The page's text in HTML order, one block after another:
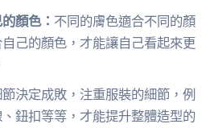
顏色： 不同的膚色適合不同的顏
己的顏色，才能讓自己看起來更
決定成敗，注重服裝的細節，例
鈕扣等等，才能提升整體造型的